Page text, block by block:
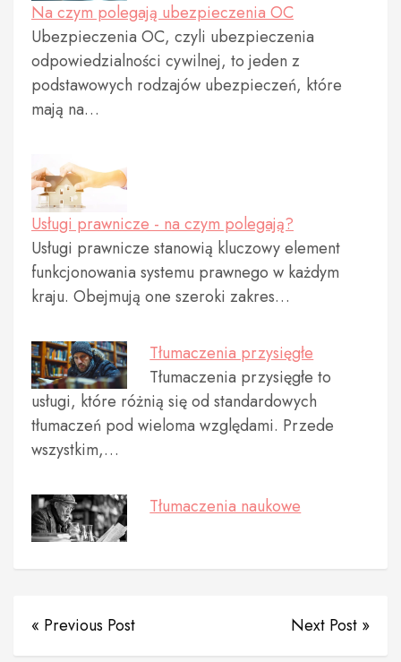
Na czym polegają ubezpieczenia OC
Ubezpieczenia OC, czyli ubezpieczenia
odpowiedzialności cywilnej, to jeden z
podstawowych rodzajów ubezpieczeń, które
mają na…
Usługi prawnicze - na czym polegają?
Usługi prawnicze stanowią kluczowy element
funkcjonowania systemu prawnego w każdym
kraju. Obejmują one szeroki zakres…
Tłumaczenia przysięgłe
Tłumaczenia przysięgłe to
usługi, które różnią się od standardowych
tłumaczeń pod wieloma względami. Przede
wszystkim,…
Tłumaczenia naukowe
« Previous Post Next Post »